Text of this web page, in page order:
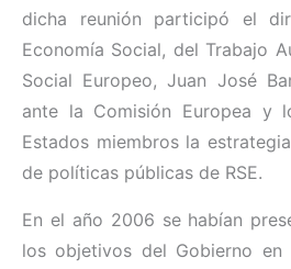
dicha reunión participó el
Economía Social, del Trabajo
Social Europeo, Juan José
ante la Comisión Europea y
Estados miembros la
de políticas públicas de RSE.
En el año 2006 se habían
los objetivos del Gobierno